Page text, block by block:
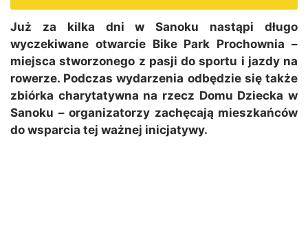
Już za kilka dni w Sanoku nastąpi długo
wyczekiwane otwarcie Bike Park Prochownia –
miejsca stworzonego z pasji do sportu i jazdy na
rowerze. Podczas wydarzenia odbędzie się także
zbiórka charytatywna na rzecz Domu Dziecka w
Sanoku – organizatorzy zachęcają mieszkańców
do wsparcia tej ważnej inicjatywy.